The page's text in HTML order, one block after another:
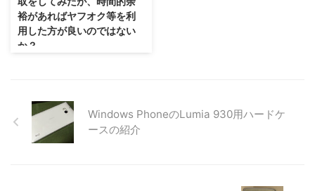
の夏頃。それは東京の大学に進学
し、親元を離れて一人暮らしを始
めたときの話です。 一人暮らし
する時に必要となる家具類。それ
を ...
裕があればヤフオク等を利
用した方が良いのではない
か？
Windows PhoneのLumia 930用ハードケ
ースの紹介